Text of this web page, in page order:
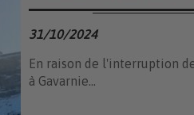
31/10/2024
En raison de l'interruption
à Gavarnie...